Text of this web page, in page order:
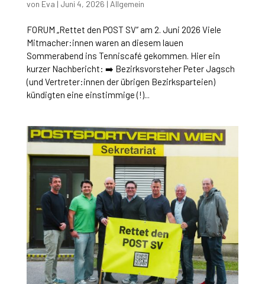
von Eva | Juni 4, 2026 | Allgemein
FORUM „Rettet den POST SV“ am 2. Juni 2026 Viele
Mitmacher:innen waren an diesem lauen
Sommerabend ins Tenniscafé gekommen. Hier ein
kurzer Nachbericht: ➡️ Bezirksvorsteher Peter Jagsch
(und Vertreter:innen der übrigen Bezirksparteien)
kündigten eine einstimmige (!)...